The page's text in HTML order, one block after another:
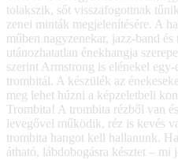
tolakszik, sőt visszafogottnak
zenei minták megjelenítésére. A
műben nagyzenekar, jazz-band
utánozhatatlan énekhangja
szerint Armstrong is elénekel
trombitál. A készülék az
meg lehet húzni a képzeletbeli
Trombita! A trombita rézből van
levegővel működik, réz is kevés
trombita hangot kell hallanunk.
átható, lábdobogásra késztet – mi